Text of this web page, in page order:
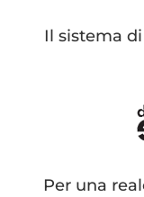
Il sistema
Per una